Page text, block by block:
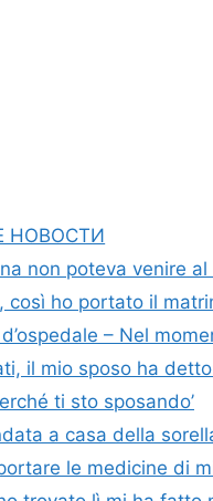
НОВОСТИ
non poteva venire al
così ho portato il
– Nel
il mio sposo ha
ti sto sposando’
a casa della
le medicine di